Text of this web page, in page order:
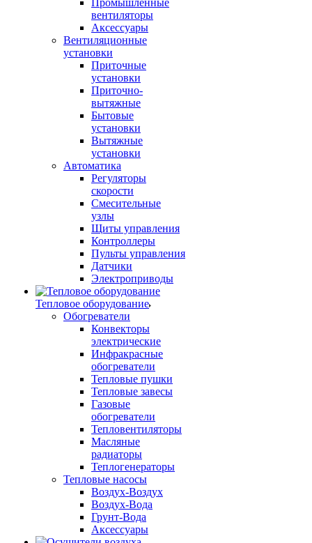
Промышленные
вентиляторы
Аксессуары
Вентиляционные
установки
Приточные
установки
Приточно-
вытяжные
Бытовые
установки
Вытяжные
установки
Автоматика
Регуляторы
скорости
Смесительные
узлы
Щиты управления
Контроллеры
Пульты управления
Датчики
Электроприводы
Тепловое оборудование
Обогреватели
Конвекторы
электрические
Инфракрасные
обогреватели
Тепловые пушки
Тепловые завесы
Газовые
обогреватели
Тепловентиляторы
Масляные
радиаторы
Теплогенераторы
Тепловые насосы
Воздух-Воздух
Воздух-Вода
Грунт-Вода
Аксессуары